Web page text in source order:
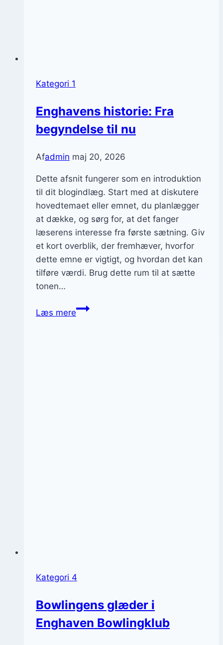
Kategori 1
Enghavens historie: Fra
begyndelse til nu
Afadmin maj 20, 2026
Dette afsnit fungerer som en introduktion
til dit blogindlæg. Start med at diskutere
hovedtemaet eller emnet, du planlægger
at dække, og sørg for, at det fanger
læserens interesse fra første sætning. Giv
et kort overblik, der fremhæver, hvorfor
dette emne er vigtigt, og hvordan det kan
tilføre værdi. Brug dette rum til at sætte
tonen…
Læs mereEnghavens
Kategori 4
Bowlingens glæder i
Enghaven Bowlingklub